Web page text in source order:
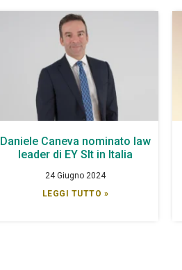
Daniele Caneva nominato law
leader di EY Slt in Italia
24 Giugno 2024
LEGGI TUTTO »